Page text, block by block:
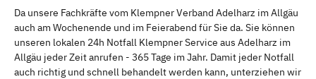
Schweinfurt Passau
Freising Rudelsdorf, Mittelfranken
Da unsere Fachkräfte vom Klempner Verband Adelharz im Allgäu
auch am Wochenende und im Feierabend für Sie da. Sie können
unseren lokalen 24h Notfall Klempner Service aus Adelharz im
Allgäu jeder Zeit anrufen - 365 Tage im Jahr. Damit jeder Notfall
auch richtig und schnell behandelt werden kann, unterziehen wir